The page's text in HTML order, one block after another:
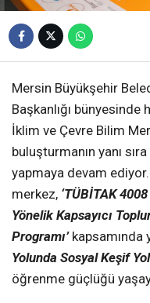
Mersin Büyükşehir
Başkanlığı bünyesinde
İklim ve Çevre Bilim
buluşturmanın yanı
yapmaya devam
merkez, ‘TÜBİTAK
Yönelik Kapsayıcı
Programı’kapsamında
Yolunda Sosyal Keşif
öğrenme güçlüğü